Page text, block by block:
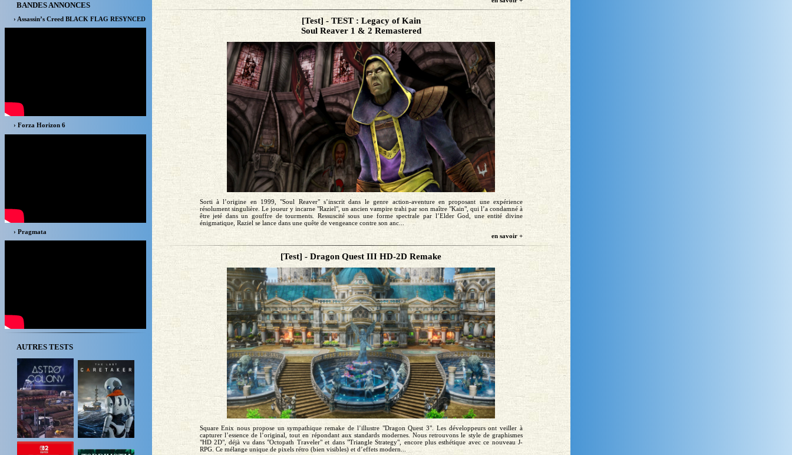
BANDES ANNONCES
› Assassin’s Creed BLACK FLAG RESYNCED
› Forza Horizon 6
› Pragmata
AUTRES TESTS
[Test] - TEST : Legacy of Kain
Soul Reaver 1 & 2 Remastered
Sorti à l’origine en 1999, "Soul Reaver" s’inscrit dans le genre action-aventure en proposant une expérience
résolument singulière. Le joueur y incarne "Raziel", un ancien vampire trahi par son maître "Kain", qui l’a condamné à
être jeté dans un gouffre de tourments. Ressuscité sous une forme spectrale par l’Elder God, une entité divine
énigmatique, Raziel se lance dans une quête de vengeance contre son anc...
en savoir +
[Test] - Dragon Quest III HD-2D Remake
Square Enix nous propose un sympathique remake de l’illustre "Dragon Quest 3". Les développeurs ont veiller à
capturer l’essence de l’original, tout en répondant aux standards modernes. Nous retrouvons le style de graphismes
"HD 2D", déjà vu dans "Octopath Traveler" et dans "Triangle Strategy", encore plus esthétique avec ce nouveau J-
RPG. Ce mélange unique de pixels rétro (bien visibles) et d’effets modern...